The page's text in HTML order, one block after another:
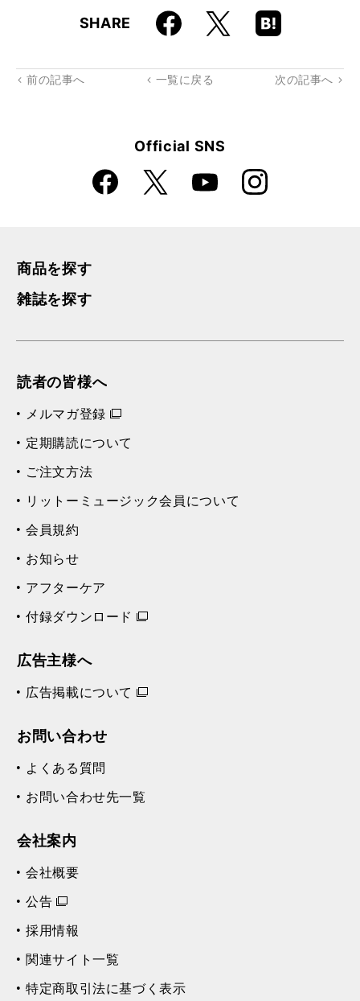
SHARE Faceboo
k
X
Hatena
Boo
rk
前の記事へ 一覧に戻る 次の記事へ
Official SNS
Faceboo
k
X YouTube Instagra
m
商品を探す
雑誌を探す
読者の皆様へ
メルマガ登録
定期購読について
ご注文方法
リットーミュージック会員について
会員規約
お知らせ
アフターケア
付録ダウンロード
広告主様へ
広告掲載について
お問い合わせ
よくある質問
お問い合わせ先一覧
会社案内
会社概要
公告
採用情報
関連サイト一覧
特定商取引法に基づく表示